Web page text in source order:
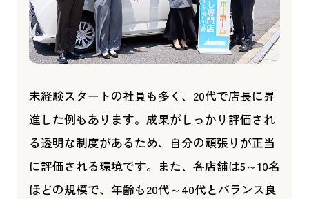
未経験スタートの社員も多く、20代で店長に昇
進した例もあります。成果がしっかり評価され
る透明な制度があるため、自分の頑張りが正当
に評価される環境です。また、各店舗は5～10名
ほどの規模で、年齢も20代～40代とバランス良